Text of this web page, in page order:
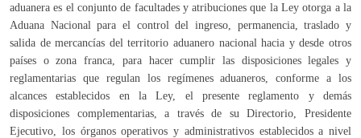
aduanera es el conjunto de facultades y atribuciones que la Ley otorga a la
Aduana Nacional para el control del ingreso, permanencia, traslado y
salida de mercancías del territorio aduanero nacional hacia y desde otros
países o zona franca, para hacer cumplir las disposiciones legales y
reglamentarias que regulan los regímenes aduaneros, conforme a los
alcances establecidos en la Ley, el presente reglamento y demás
disposiciones complementarias, a través de su Directorio, Presidente
Ejecutivo, los órganos operativos y administrativos establecidos a nivel